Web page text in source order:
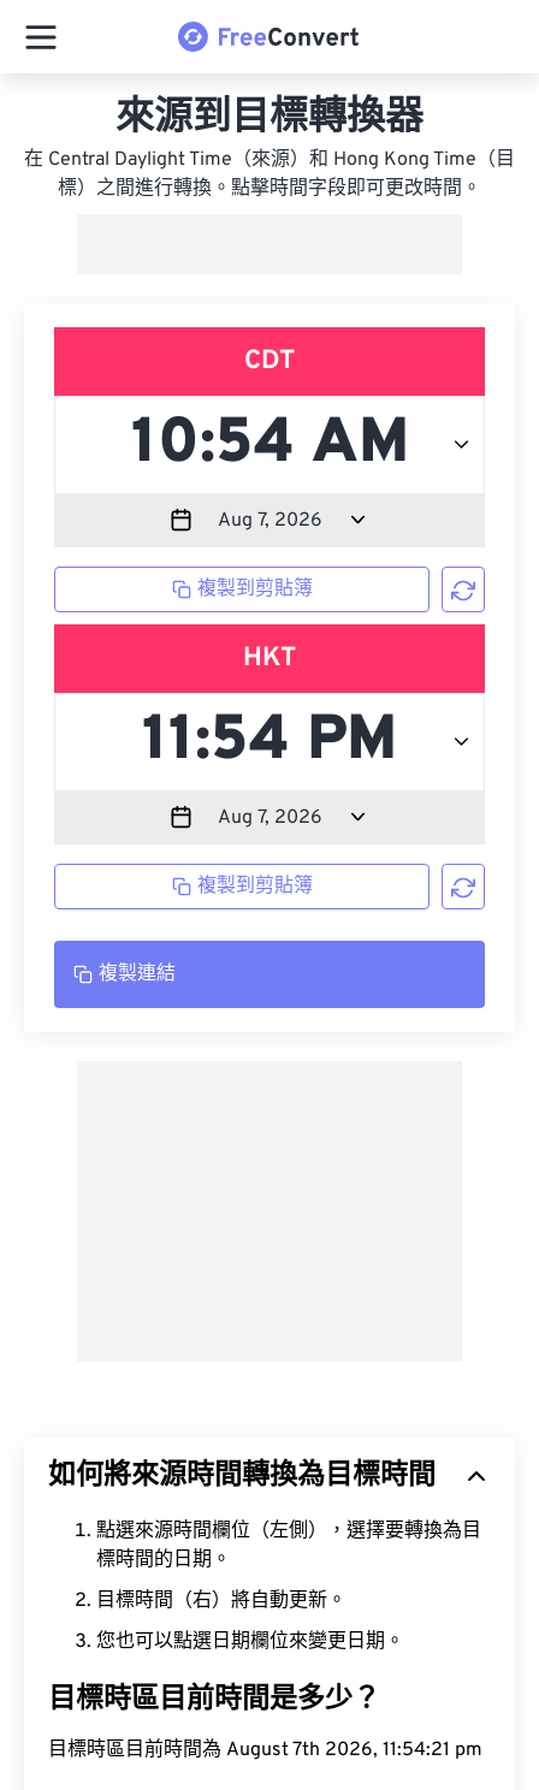
來源到目標轉換器
在 Central Daylight Time（來源）和 Hong Kong Time（目
標）之間進行轉換。點擊時間字段即可更改時間。
CDT
複製到剪貼簿
HKT
複製到剪貼簿
複製連結
如何將來源時間轉換為目標時間
點選來源時間欄位（左側），選擇要轉換為目
標時間的日期。
目標時間（右）將自動更新。
您也可以點選日期欄位來變更日期。
目標時區目前時間是多少？
目標時區目前時間為 August 7th 2026, 11:54:22 pm